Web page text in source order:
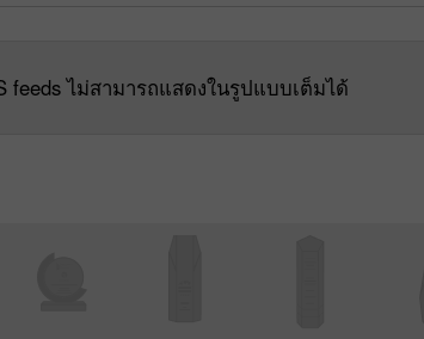
feeds ไม่สามารถแสดงในรูปแบบเต็มได้